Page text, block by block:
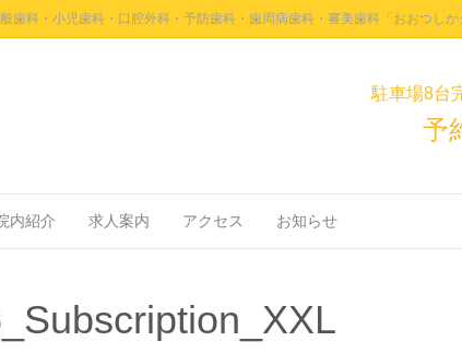
歯科・小児歯科・口腔外科・予防歯科・歯周病歯科・審美歯科「おおつしか
駐車場8台
予
内紹介 求人案内 アクセス お知らせ